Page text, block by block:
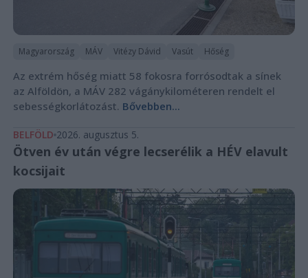
Magyarország MÁV Vitézy Dávid Vasút Hőség
Az extrém hőség miatt 58 fokosra forrósodtak a sínek
az Alföldön, a MÁV 282 vágánykilométeren rendelt el
sebességkorlátozást. Bővebben...
BELFÖLD 2026. augusztus 5.
Ötven év után végre lecserélik a HÉV elavult
kocsijait